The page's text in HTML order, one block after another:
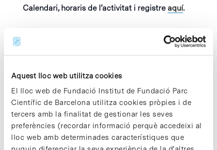
Aquest lloc web utilitza cookies
El lloc web de Fundació Institut de Fundació Parc
Científic de Barcelona utilitza cookies pròpies i de
tercers amb la finalitat de gestionar les seves
preferències (recordar informació perquè accedeixi al
lloc web amb determinades característiques que
Calendari, horaris de l’activitat i registre aquí.
MOSTRA ELS
DETALLS
Data:
maig 14
ORGANITZADOR
Parc Científic de
Barcelona
Visualitza el lloc web
de Organitzador